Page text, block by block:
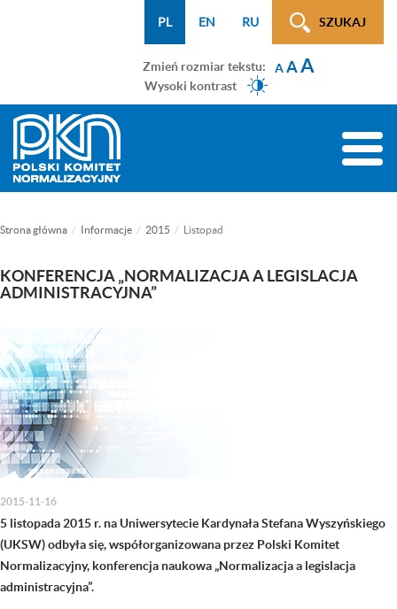
(tylko
na
podstronach)
SZUKAJ
PL EN RU
Zmień rozmiar tekstu: AAA
Wysoki kontrast
Toggle
Strona główna Informacje 2015 Listopad
KONFERENCJA „NORMALIZACJA A LEGISLACJA
ADMINISTRACYJNA”
2015-11-16
5 listopada 2015 r. na Uniwersytecie Kardynała Stefana Wyszyńskiego
(UKSW) odbyła się, współorganizowana przez Polski Komitet
Normalizacyjny, konferencja naukowa „Normalizacja a legislacja
administracyjna”.